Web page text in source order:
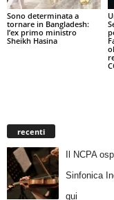
Sono determinata a
tornare in Bangladesh:
l’ex primo ministro
Sheikh Hasina
recenti
Il NCPA
Sinfonica
qui